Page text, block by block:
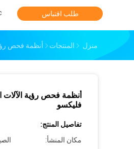
طلب اقتباس
منزل المنتجات أنظمة فحص
أنظمة فحص رؤية الآلات
فليكسو
تفاصيل المنتج:
مكان المنشأ: